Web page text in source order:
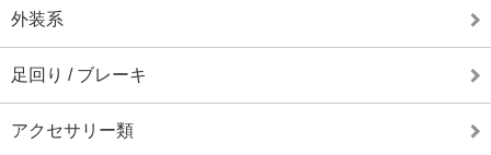
外装系
足回り / ブレーキ
アクセサリー類